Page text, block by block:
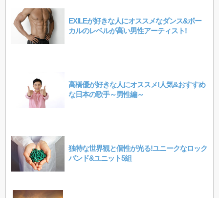
EXILEが好きな人にオススメなダンス&ボー
カルのレベルが高い男性アーティスト!
高橋優が好きな人にオススメ!人気&おすすめ
な日本の歌手～男性編～
独特な世界観と個性が光る!ユニークなロック
バンド&ユニット5組